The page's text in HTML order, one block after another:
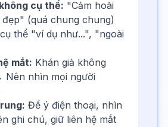
cụ thể: "Cảm hoài
(quá chung chung)
thể "ví dụ như...", "ngoài
mắt: Khán giả không
nhìn mọi người
Để ý điện thoại, nhìn
ghi chú, giữ liên hệ mắt